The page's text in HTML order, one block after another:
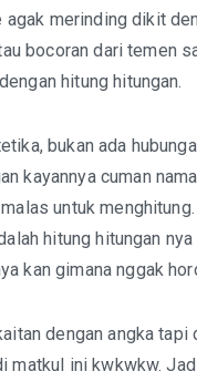
merinding dikit
bocoran dari temen
hitung hitungan.
bukan ada
kayannya cuman
untuk
hitung hitungan
kan gimana nggak
dengan angka
matkul ini kwkwkw.